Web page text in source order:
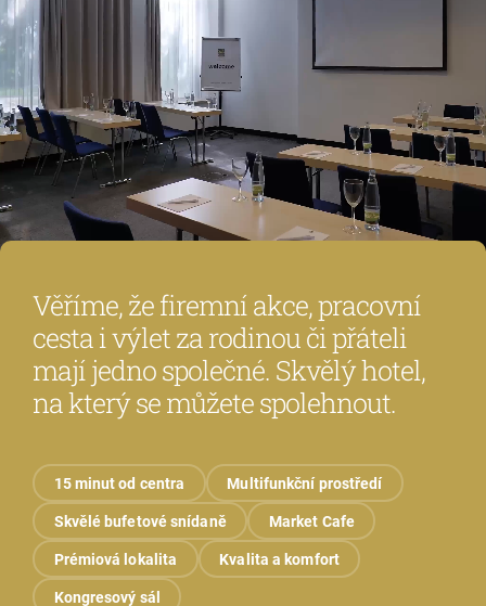
Věříme, že firemní akce, pracovní
cesta i výlet za rodinou či přáteli
mají jedno společné. Skvělý hotel,
na který se můžete spolehnout.
15 minut od centra
Multifunkční prostředí
Skvělé bufetové snídaně
Market Cafe
Prémiová lokalita
Kvalita a komfort
Kongresový sál